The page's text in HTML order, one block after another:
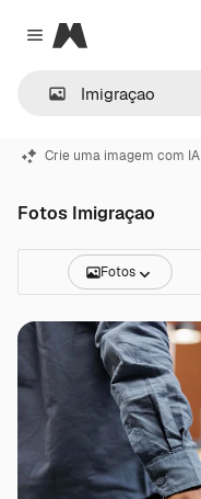
Close menu
Magnific
Crie uma imagem com IA
Fotos Imigraçao
Fotos